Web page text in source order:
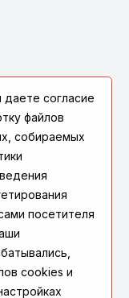
согласие
файлов
собираемых
посетителя
cookies и